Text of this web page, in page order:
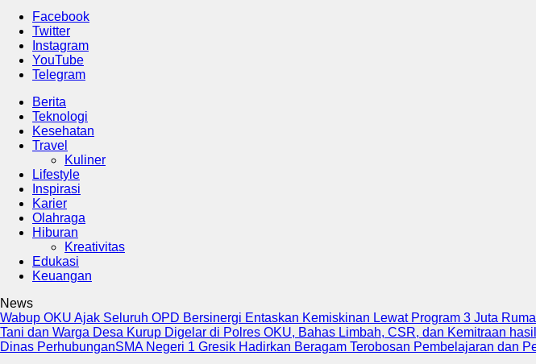
Facebook
Twitter
Instagram
YouTube
Telegram
Berita
Teknologi
Kesehatan
Travel
Kuliner
Lifestyle
Inspirasi
Karier
Olahraga
Hiburan
Kreativitas
Edukasi
Keuangan
News
Wabup OKU Ajak Seluruh OPD Bersinergi Entaskan Kemiskinan Lewat Program 3 Juta
Tani dan Warga Desa Kurup Digelar di Polres OKU, Bahas Limbah, CSR, dan Kemitraan
Dinas PerhubunganSMA Negeri 1 Gresik Hadirkan Beragam Terobosan Pembelajaran dan